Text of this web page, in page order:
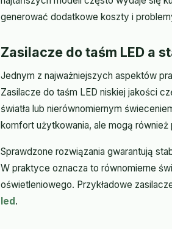
generować dodatkowe koszty i
Zasilacze do taśm LED a
Jednym z najważniejszych aspektów
Zasilacze do taśm LED niskiej jakości
światła lub nierównomiernym
komfort użytkowania, ale mogą
Sprawdzone rozwiązania gwarantują
W praktyce oznacza to równomierne
oświetleniowego. Przykładowe
led.